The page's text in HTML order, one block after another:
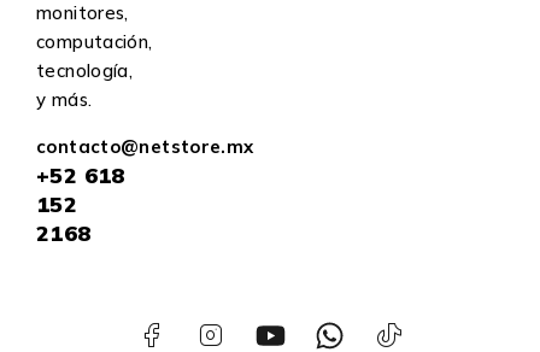
monitores,
computación,
tecnología,
y más.
contacto@netstore.mx
+52 618
152
2168